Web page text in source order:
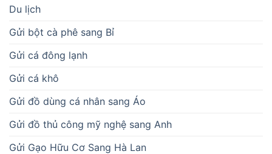
Du lịch
Gửi bột cà phê sang Bỉ
Gửi cá đông lạnh
Gửi cá khô
Gửi đồ dùng cá nhân sang Áo
Gửi đồ thủ công mỹ nghệ sang Anh
Gửi Gạo Hữu Cơ Sang Hà Lan